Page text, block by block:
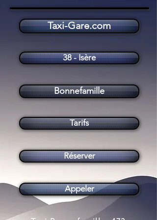
Tarifs
Taxi Bonnefamille (38090)
Bonnefamille
Taxi-Gare.com
Réserver
Appeler
38 - Isère